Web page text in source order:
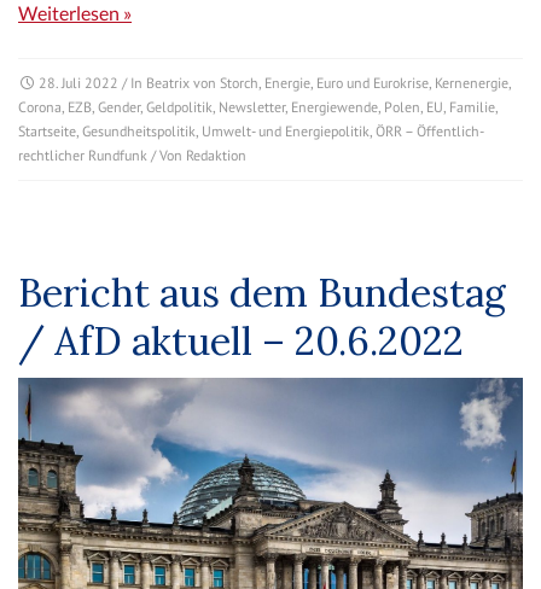
Weiterlesen »
28. Juli 2022 / In Beatrix von Storch, Energie, Euro und Eurokrise, Kernenergie,
Corona, EZB, Gender, Geldpolitik, Newsletter, Energiewende, Polen, EU, Familie,
Startseite, Gesundheitspolitik, Umwelt- und Energiepolitik, ÖRR – Öffentlich-
rechtlicher Rundfunk / Von Redaktion
Bericht aus dem Bundestag
/ AfD aktuell – 20.6.2022